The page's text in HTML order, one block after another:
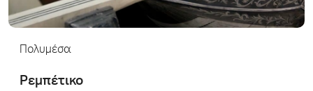
Πολυμέσα
Ρεμπέτικο